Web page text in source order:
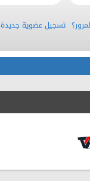
تسجيل عضوية جديدة